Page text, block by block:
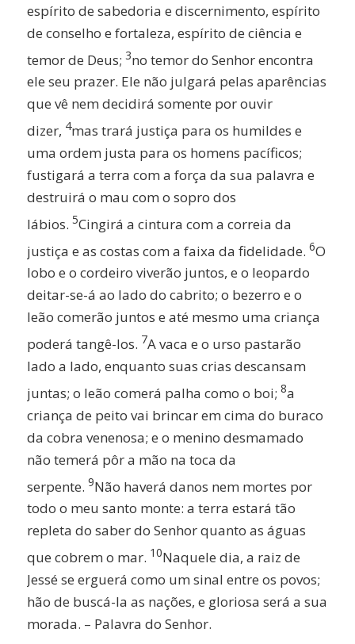
espírito de sabedoria e discernimento, espírito
de conselho e fortaleza, espírito de ciência e
temor de Deus; 3no temor do Senhor encontra
ele seu prazer. Ele não julgará pelas aparências
que vê nem decidirá somente por ouvir
dizer, 4mas trará justiça para os humildes e
uma ordem justa para os homens pacíficos;
fustigará a terra com a força da sua palavra e
destruirá o mau com o sopro dos
lábios. 5Cingirá a cintura com a correia da
justiça e as costas com a faixa da fidelidade. 6O
lobo e o cordeiro viverão juntos, e o leopardo
deitar-se-á ao lado do cabrito; o bezerro e o
leão comerão juntos e até mesmo uma criança
poderá tangê-los. 7A vaca e o urso pastarão
lado a lado, enquanto suas crias descansam
juntas; o leão comerá palha como o boi; 8a
criança de peito vai brincar em cima do buraco
da cobra venenosa; e o menino desmamado
não temerá pôr a mão na toca da
serpente. 9Não haverá danos nem mortes por
todo o meu santo monte: a terra estará tão
repleta do saber do Senhor quanto as águas
que cobrem o mar. 10Naquele dia, a raiz de
Jessé se erguerá como um sinal entre os povos;
hão de buscá-la as nações, e gloriosa será a sua
morada. – Palavra do Senhor.